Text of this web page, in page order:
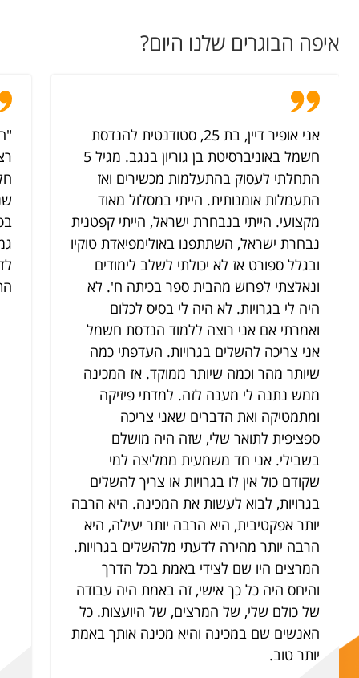
איפה הבוגרים שלנו היום?
אני אופיר דיין, בת 25, סטודנטית להנדסת
חשמל באוניברסיטת בן גוריון בנגב. מגיל 5
התחלתי לעסוק בהתעלמות מכשירים ואז
התעמלות אומנותית. הייתי במסלול מאוד
מקצועי. הייתי בנבחרת ישראל, הייתי קפטנית
נבחרת ישראל, השתתפנו באולימפיאדת טוקיו
ובגלל ספורט אז לא יכולתי לשלב לימודים
ונאלצתי לפרוש מהבית ספר בכיתה ח'. לא
היה לי בגרויות. לא היה לי בסיס לכלום
ואמרתי אם אני רוצה ללמוד הנדסת חשמל
אני צריכה להשלים בגרויות. העדפתי כמה
שיותר מהר וכמה שיותר ממוקד. אז המכינה
ממש נתנה לי מענה לזה. למדתי פיזיקה
ומתמטיקה ואת הדברים שאני צריכה
ספציפית לתואר שלי, שזה היה מושלם
בשבילי. אני חד משמעית ממליצה למי
שקודם כול אין לו בגרויות או צריך להשלים
בגרויות, לבוא לעשות את המכינה. היא הרבה
יותר אפקטיבית, היא הרבה יותר יעילה, היא
הרבה יותר מהירה לדעתי מלהשלים בגרויות.
המרצים היו שם לצידי באמת בכל הדרך
והיחס היה כל כך אישי, זה באמת היה עבודה
של כולם שלי, של המרצים, של היועצות. כל
האנשים שם במכינה והיא מכינה אותך באמת
יותר טוב.